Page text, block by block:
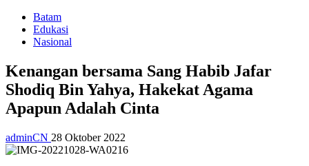
Batam
Edukasi
Nasional
Kenangan bersama Sang Habib Jafar
Shodiq Bin Yahya, Hakekat Agama
Apapun Adalah Cinta
adminCN 28 Oktober 2022